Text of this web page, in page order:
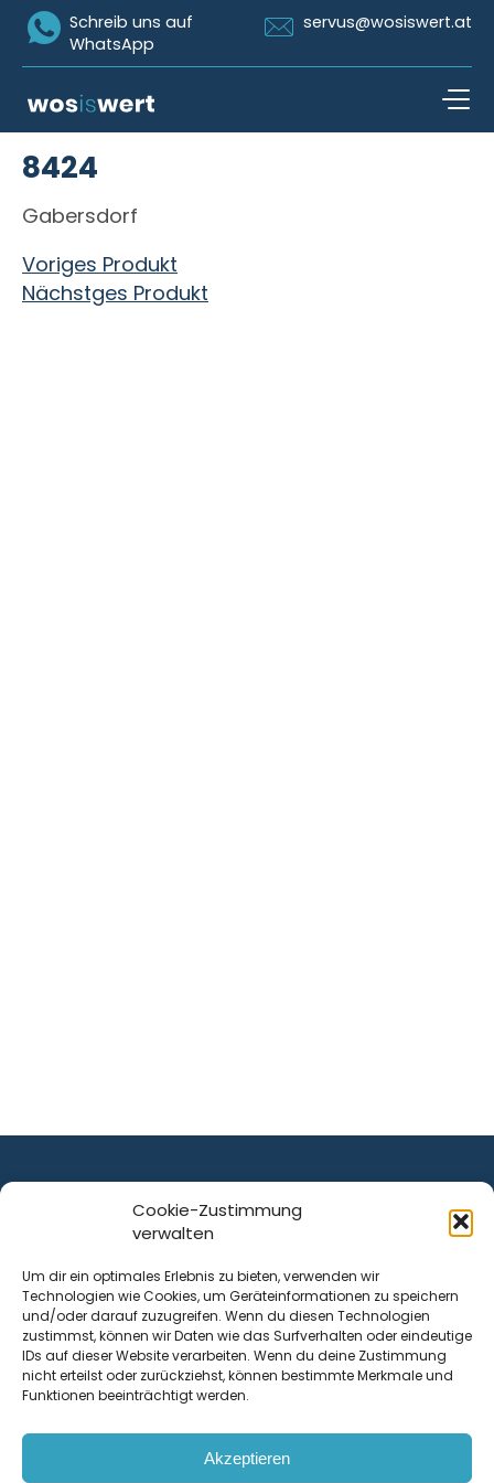
Cookie-Zustimmung
verwalten
Um dir ein optimales Erlebnis zu bieten, verwenden wir
Technologien wie Cookies, um Geräteinformationen zu speichern
und/oder darauf zuzugreifen. Wenn du diesen Technologien
zustimmst, können wir Daten wie das Surfverhalten oder eindeutige
IDs auf dieser Website verarbeiten. Wenn du deine Zustimmung
nicht erteilst oder zurückziehst, können bestimmte Merkmale und
Funktionen beeinträchtigt werden.
Akzeptieren
Icon Whatsapp
Schreib uns auf
WhatsApp
Icon Email
servus@wosiswert.at
8424
Gabersdorf
Beitragsnavigation
Voriges Produkt
Nächstges Produkt
ist ein Service von
Krenn Real GmbH
Tischlerstraße 12
4050Traun| Österreich
Kontakt